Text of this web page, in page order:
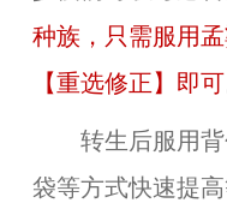
种族，只需服用
【重选修正】即可
转生后服用背
袋等方式快速提